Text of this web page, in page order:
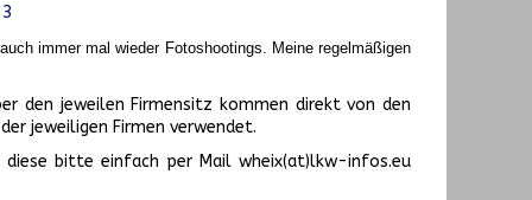
immer mal wieder Fotoshootings. Meine regelmäßigen
den jeweilen Firmensitz kommen direkt von den
jeweiligen Firmen verwendet.
diese bitte einfach per Mail wheix(at)lkw-infos.eu